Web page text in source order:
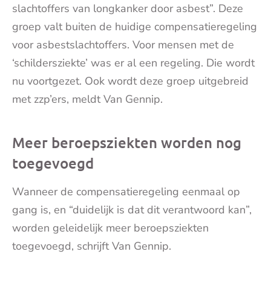
slachtoffers van longkanker door asbest”. Deze
groep valt buiten de huidige compensatieregeling
voor asbestslachtoffers. Voor mensen met de
‘schildersziekte’ was er al een regeling. Die wordt
nu voortgezet. Ook wordt deze groep uitgebreid
met zzp’ers, meldt Van Gennip.
Meer beroepsziekten worden nog
toegevoegd
Wanneer de compensatieregeling eenmaal op
gang is, en “duidelijk is dat dit verantwoord kan”,
worden geleidelijk meer beroepsziekten
toegevoegd, schrijft Van Gennip.